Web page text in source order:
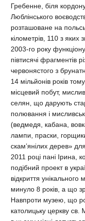
Гребенне, біля
Люблінського
розташоване на
кілометрів, 110 з
2003-го року
півтисячі фрагментів
червонястого з
14 мільйонів років
місцевий побут,
селян, що дарують
полювання і
(ведмедя, кабана,
лампи, праски,
скам’янілих дерев»
2011 році пані Ірина,
подібний проект в
відкриття
минуло 8 років, а що
Навпроти музею, що
католицьку церкву